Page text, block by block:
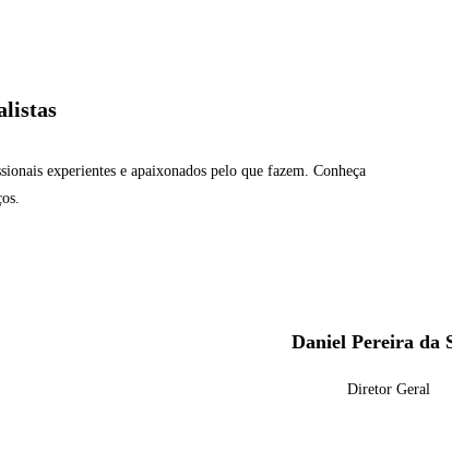
experientes e apaixonados pelo que fazem. Conheça
Daniel Pereira da
Diretor Geral